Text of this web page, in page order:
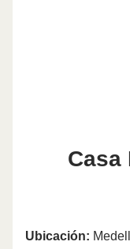
Casa
Ubicación: